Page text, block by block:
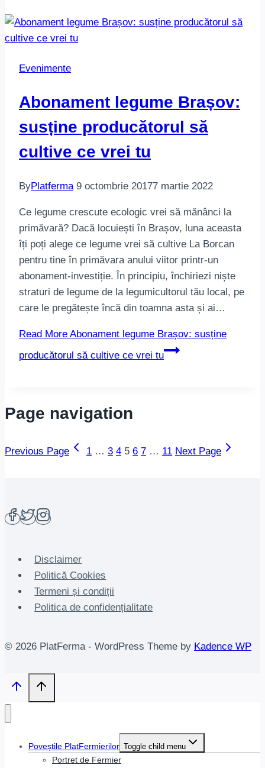
Evenimente
Abonament legume Brașov:
susține producătorul să
cultive ce vrei tu
ByPlatferma 9 octombrie 20177 martie 2022
Ce legume crescute ecologic vrei să mănânci la
primăvară? Dacă locuiești în Brașov, luna aceasta
îți poți alege ce legume vrei să cultive La Borcan
pentru tine în primăvara anului viitor printr-un
abonament-investiție. În principiu, închiriezi niște
straturi de legume de la legumicultorul tău local, pe
care le pregătește încă din toamna asta și ai…
Read More Abonament legume Brașov: susține
producătorul să cultive ce vrei tu
Page navigation
Previous Page 1 … 3 4 5 6 7 … 11 Next Page
Disclaimer
Politică Cookies
Termeni și condiții
Politica de confidențialitate
© 2026 PlatFerma - WordPress Theme by Kadence WP
Poveștile PlatFermierilor Toggle child menu
Portret de Fermier